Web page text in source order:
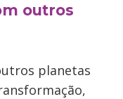
outros
planetas